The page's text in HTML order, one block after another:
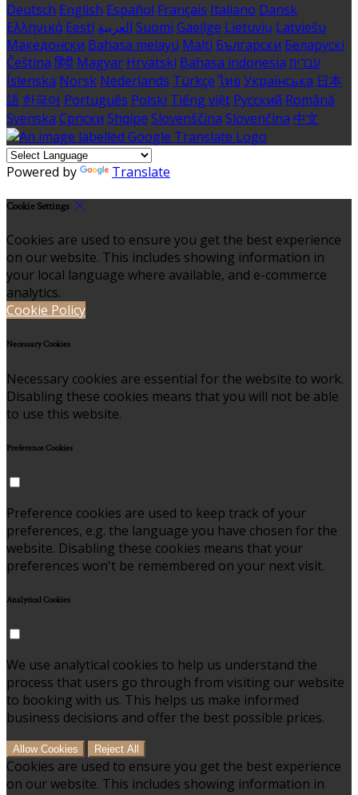
Deutsch English Español Français Italiano Dansk
Ελληνικά Eesti العربية Suomi Gaeilge Lietuvių Latviešu
Македонски Bahasa melayu Malti Български Беларускі
Čeština हिंदी Magyar Hrvatski Bahasa indonesia עברית
Íslenska Norsk Nederlands Türkçe ไทย Українська 日本
語 한국어 Português Polski Tiếng việt Русский Română
Svenska Српски Shqipe Slovenščina Slovenčina 中文
Powered by Translate
Cookie Settings
Cookies are used to ensure you get the best experience
on our website. This includes showing information in
your local language where available, and e-commerce
analytics.
Cookie Policy
Necessary Cookies
Necessary cookies are essential for the website to work.
Disabling these cookies means that you will not be able
to use this website.
Preference Cookies
Preference cookies are used to keep track of your
preferences, e.g. the language you have chosen for the
website. Disabling these cookies means that your
preferences won't be remembered on your next visit.
Analytical Cookies
We use analytical cookies to help us understand the
process that users go through from visiting our website
to booking with us. This helps us make informed
business decisions and offer the best possible prices.
Allow Cookies Reject All
Cookies are used to ensure you get the best experience
on our website. This includes showing information in